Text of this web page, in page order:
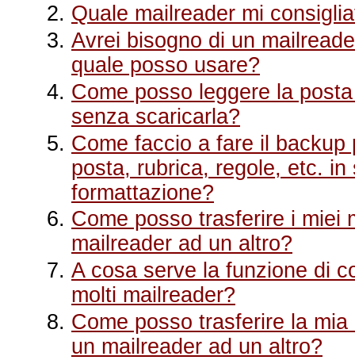
Quale mailreader mi
Avrei bisogno di un
quale posso usare?
Come posso leggere la
senza scaricarla?
Come faccio a fare il
posta, rubrica, regole, etc. in
formattazione?
Come posso trasferire i miei
mailreader ad un altro?
A cosa serve la funzione di
molti mailreader?
Come posso trasferire la
un mailreader ad un altro?